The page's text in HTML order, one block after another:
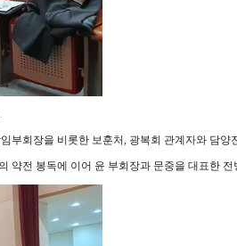
회장을 비롯한 보훈처, 광복회 관계자와 담양
전 봉독에 이어 윤 부회장과 문중을 대표한